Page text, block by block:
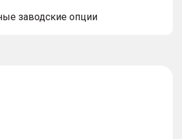
заводские опции